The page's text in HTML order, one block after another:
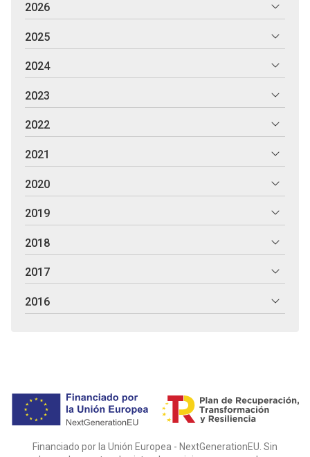
2026
2025
2024
2023
2022
2021
2020
2019
2018
2017
2016
Financiado por la Unión Europea - NextGenerationEU. Sin